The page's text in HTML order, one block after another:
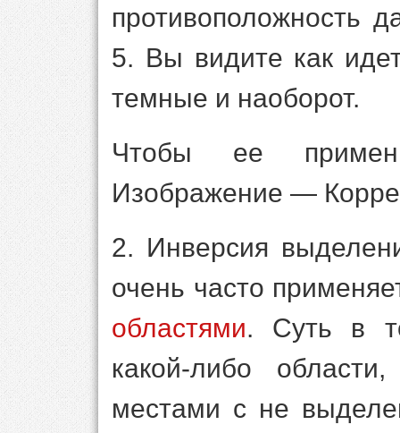
противоположность
5. Вы видите как
темные и наоборот.
Чтобы ее
Изображение —
2. Инверсия
очень часто
областями. Суть в
какой-либо
местами с не